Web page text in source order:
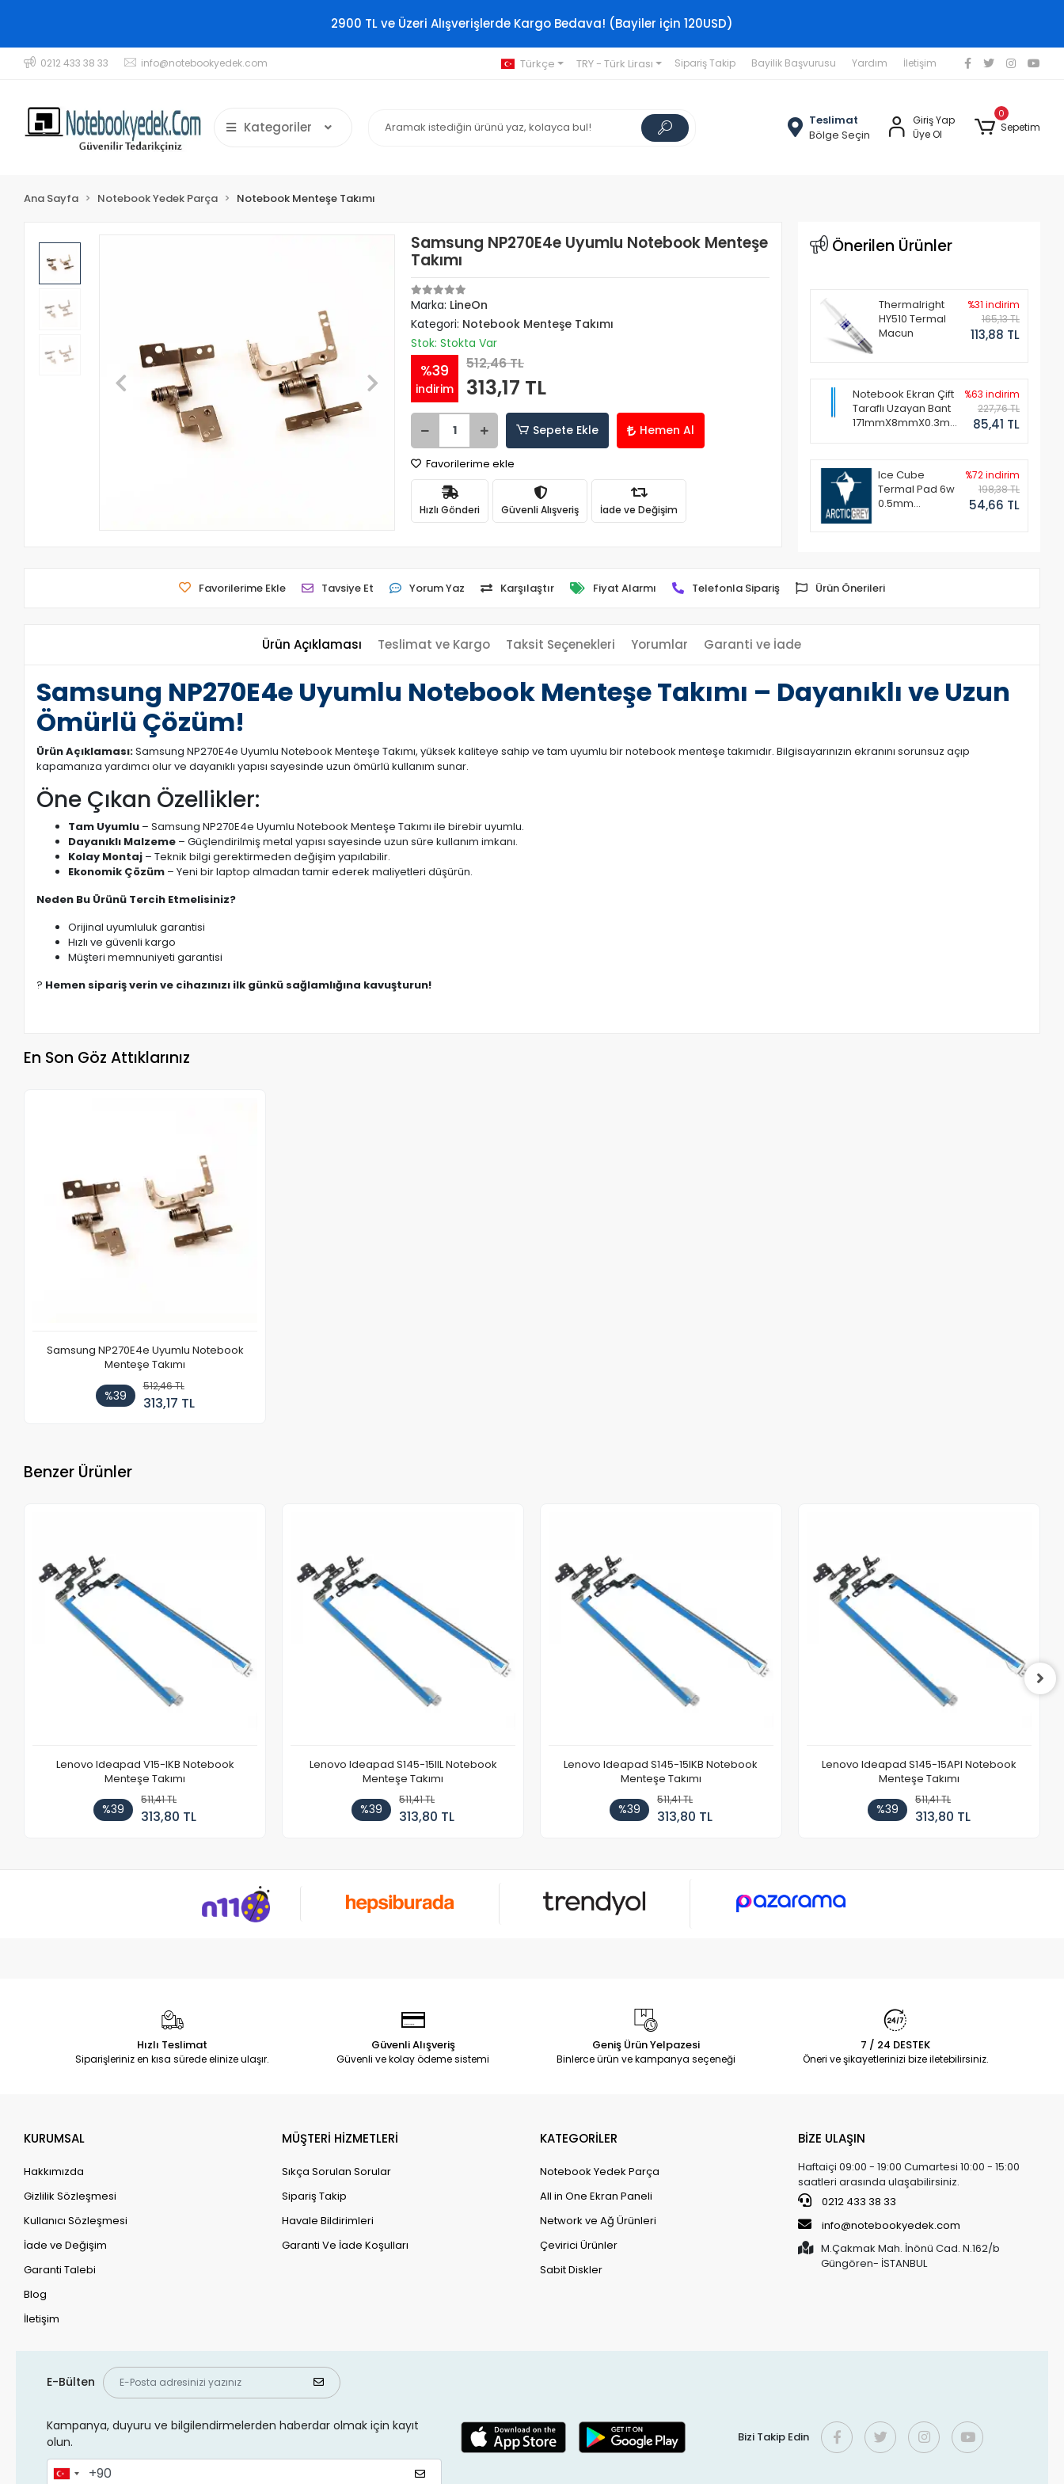
2900 TL ve Üzeri Alışverişlerde Kargo Bedava! (Bayiler için 120USD)
0212 433 38 33 info@notebookyedek.com Türkçe TRY - Türk Lirası Sipariş Takip Bayilik Başvurusu Yardım İletişim
Kategoriler
Teslimat
Bölge Seçin
Giriş Yap
Üye Ol
0
Sepetim
Ana Sayfa Notebook Yedek Parça Notebook Menteşe Takımı
Samsung NP270E4e Uyumlu Notebook Menteşe
Takımı
Marka: LineOn
Kategori: Notebook Menteşe Takımı
Stok: Stokta Var
%39
indirim
512,46 TL
313,17 TL
Sepete Ekle Hemen Al
Favorilerime ekle
Hızlı Gönderi Güvenli Alışveriş İade ve Değişim
Önerilen Ürünler
Thermalright
HY510 Termal
Macun
%31 indirim
165,13 TL
113,88 TL
Notebook Ekran Çift
Taraflı Uzayan Bant
171mmX8mmX0.3mm
%63 indirim
227,76 TL
85,41 TL
Ice Cube
Termal Pad 6w
0.5mm
%72 indirim
198,38 TL
54,66 TL
Favorilerime Ekle Tavsiye Et Yorum Yaz Karşılaştır Fiyat Alarmı Telefonla Sipariş Ürün Önerileri
Ürün Açıklaması Teslimat ve Kargo Taksit Seçenekleri Yorumlar Garanti ve İade
Samsung NP270E4e Uyumlu Notebook Menteşe Takımı – Dayanıklı ve Uzun
Ömürlü Çözüm!
Ürün Açıklaması:Samsung NP270E4e Uyumlu Notebook Menteşe Takımı, yüksek kaliteye sahip ve tam uyumlu bir notebook menteşe takımıdır. Bilgisayarınızın ekranını sorunsuz açıp
kapamanıza yardımcı olur ve dayanıklı yapısı sayesinde uzun ömürlü kullanım sunar.
Öne Çıkan Özellikler:
Tam Uyumlu – Samsung NP270E4e Uyumlu Notebook Menteşe Takımı ile birebir uyumlu.
Dayanıklı Malzeme – Güçlendirilmiş metal yapısı sayesinde uzun süre kullanım imkanı.
Kolay Montaj – Teknik bilgi gerektirmeden değişim yapılabilir.
Ekonomik Çözüm – Yeni bir laptop almadan tamir ederek maliyetleri düşürün.
Neden Bu Ürünü Tercih Etmelisiniz?
Orijinal uyumluluk garantisi
Hızlı ve güvenli kargo
Müşteri memnuniyeti garantisi
? Hemen sipariş verin ve cihazınızı ilk günkü sağlamlığına kavuşturun!
En Son Göz Attıklarınız
Samsung NP270E4e Uyumlu Notebook
Menteşe Takımı
%39
512,46 TL
313,17 TL
Benzer Ürünler
Lenovo Ideapad V15-IKB Notebook
Menteşe Takımı
%39
511,41 TL
313,80 TL
Lenovo Ideapad S145-15IIL Notebook
Menteşe Takımı
%39
511,41 TL
313,80 TL
Lenovo Ideapad S145-15IKB Notebook
Menteşe Takımı
%39
511,41 TL
313,80 TL
Lenovo Ideapad S145-15API Notebook
Menteşe Takımı
%39
511,41 TL
313,80 TL
Hızlı Teslimat
Siparişleriniz en kısa sürede elinize ulaşır.
Güvenli Alışveriş
Güvenli ve kolay ödeme sistemi
Geniş Ürün Yelpazesi
Binlerce ürün ve kampanya seçeneği
7 / 24 DESTEK
Öneri ve şikayetlerinizi bize iletebilirsiniz.
KURUMSAL
Hakkımızda
Gizlilik Sözleşmesi
Kullanıcı Sözleşmesi
İade ve Değişim
Garanti Talebi
Blog
İletişim
MÜŞTERİ HİZMETLERİ
Sıkça Sorulan Sorular
Sipariş Takip
Havale Bildirimleri
Garanti Ve İade Koşulları
KATEGORİLER
Notebook Yedek Parça
All in One Ekran Paneli
Network ve Ağ Ürünleri
Çevirici Ürünler
Sabit Diskler
BİZE ULAŞIN
Haftaiçi 09:00 - 19:00 Cumartesi 10:00 - 15:00
saatleri arasında ulaşabilirsiniz.
0212 433 38 33
info@notebookyedek.com
M.Çakmak Mah. İnönü Cad. N.162/b
Güngören- İSTANBUL
E-Bülten
Kampanya, duyuru ve bilgilendirmelerden haberdar olmak için kayıt
olun.
Bizi Takip Edin